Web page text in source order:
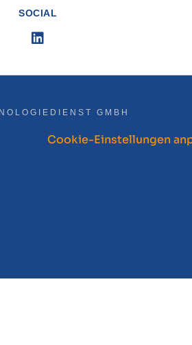
SOCIAL
GMBH
Cookie-Einstellungen